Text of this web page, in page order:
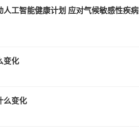
工智能健康计划 应对气候敏感性疾
变化
么变化